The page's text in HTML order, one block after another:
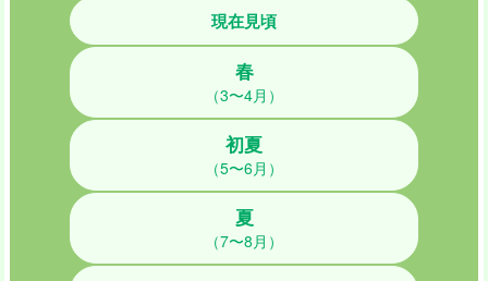
現在見頃
春
（3〜4月）
初夏
（5〜6月）
夏
（7〜8月）